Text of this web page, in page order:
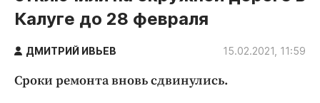
Статьи
Народные новости
Авто и транспорт
Криминал
Калуге до 28 февраля
ДМИТРИЙ ИВЬЕВ 15.02.2021, 11:59
Сроки ремонта вновь сдвинулись.